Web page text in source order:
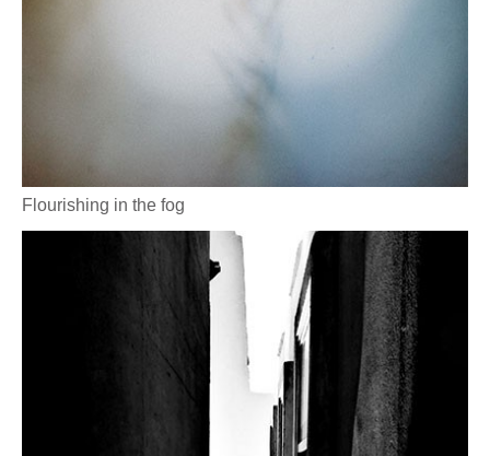
Flourishing in the fog